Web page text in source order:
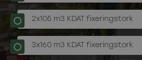
2x105 m3 KDAT fixeringstork
3x160 m3 KDAT fixeringstork